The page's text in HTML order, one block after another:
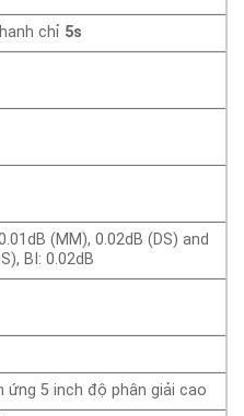
chỉ 5s
(MM), 0.02dB (DS) and
BI: 0.02dB
ứng 5 inch độ phân giải cao